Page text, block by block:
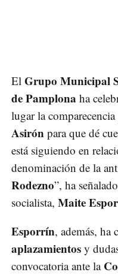
El Grupo Municipal
de Pamplona ha
lugar la
Asirón para que dé
está siguiendo en
denominación de la
Rodezno”, ha
socialista, Maite
Esporrín, además, ha
aplazamientos y
convocatoria ante la